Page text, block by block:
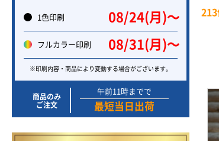
213
1色印刷 08/24(月)〜
フルカラー印刷 08/31(月)〜
※印刷内容・商品により変動する場合がございます。
商品のみ
ご注文
午前11時までで
最短当日出荷